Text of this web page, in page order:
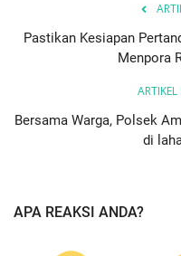
Pastikan Kesiapan
Menpora
Bersama Warga, Polsek
di
APA REAKSI ANDA?